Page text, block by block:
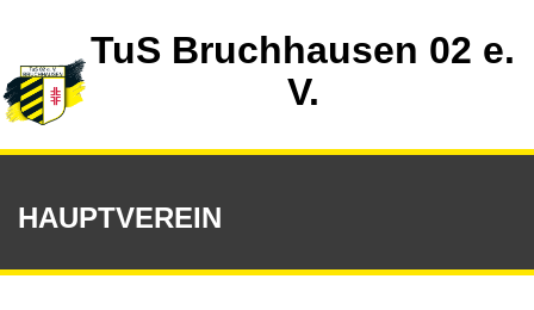
TuS Bruchhausen 02 e.
V.
HAUPTVEREIN